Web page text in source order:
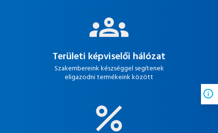
Területi képviselői hálózat
Szakembereink készséggel segítenek
eligazodni termékeink között